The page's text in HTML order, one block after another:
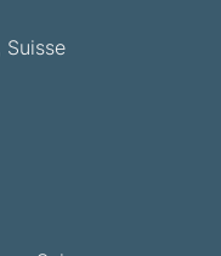
Suisse